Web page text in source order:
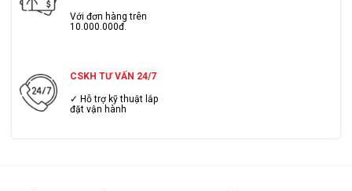
Với đơn hàng trên
10.000.000đ.
CSKH TƯ VẤN 24/7
✓ Hỗ trợ kỹ thuật lắp
đặt vận hành